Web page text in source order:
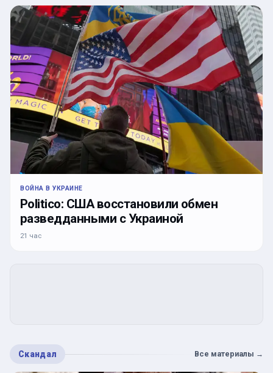
ВОЙНА В УКРАИНЕ
Politico: США восстановили обмен
разведданными с Украиной
21 час
Скандал Все материалы →